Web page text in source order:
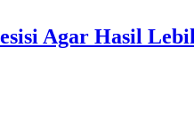
Agar Hasil